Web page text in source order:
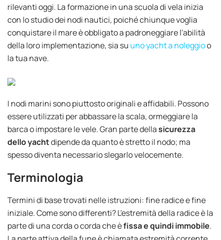
rilevanti oggi. La formazione in una scuola di vela inizia
con lo studio dei nodi nautici, poiché chiunque voglia
conquistare il mare è obbligato a padroneggiare l'abilità
della loro implementazione, sia su uno yacht a noleggioo
la tua nave.
I nodi marini sono piuttosto originali e affidabili. Possono
essere utilizzati per abbassare la scala, ormeggiare la
barca o impostare le vele. Gran parte dellasicurezza
dello yachtdipende da quanto è stretto il nodo; ma
spesso diventa necessario slegarlo velocemente.
Terminologia
Termini di base trovati nelle istruzioni: fine radice e fine
iniziale. Come sono differenti? L'estremità della radice è la
parte di una corda o corda che èfissa e quindi immobile.